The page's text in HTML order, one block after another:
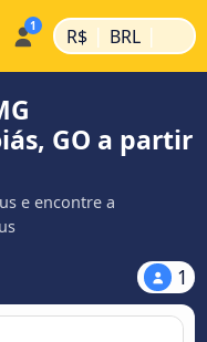
R$ | BRL |
GO a partir
e encontre a
1